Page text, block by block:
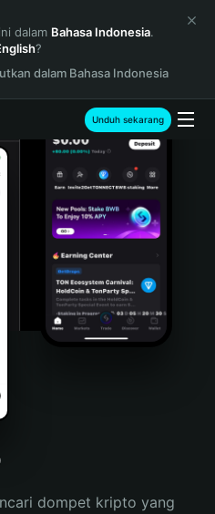
dalam Bahasa Indonesia.
?
dalam Bahasa Indonesia
Unduh sekarang
dompet kripto yang